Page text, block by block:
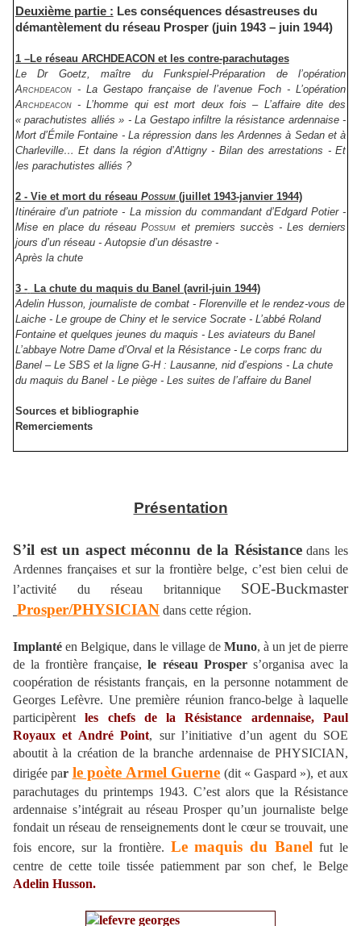
Deuxième partie : Les conséquences désastreuses du
démantèlement du réseau Prosper (juin 1943 – juin 1944)
1 –Le réseau ARCHDEACON et les contre-parachutages
Le Dr Goetz, maître du Funkspiel-Préparation de l’opération
Archdeacon -La Gestapo française de l’avenue Foch - L’opération
Archdeacon - L’homme qui est mort deux fois – L’affaire dite des
« parachutistes alliés » - La Gestapo infiltre la résistance ardennaise -
Mort d’Émile Fontaine - La répression dans les Ardennes à Sedan et à
Charleville…Et dans la région d’Attigny - Bilan des arrestations - Et
les parachutistes alliés ?
2 - Vie et mort du réseau Possum(juillet 1943-janvier 1944)
Itinéraire d’un patriote - La mission du commandant d’Edgard Potier -
Mise en place du réseauPossum et premiers succès - Les derniers
jours d’un réseau - Autopsie d’un désastre -
Après la chute
3 -
La chute du maquis du Banel (avril-juin 1944)
Adelin Husson, journaliste de combat - Florenville et le rendez-vous de
Laiche - Le groupe de Chiny et le service Socrate - L’abbé Roland
Fontaine et quelques jeunes du maquis - Les aviateurs du Banel
L’abbaye Notre Dame d’Orval et la Résistance - Le corps franc du
Banel – Le SBS et la ligne G-H : Lausanne, nid d’espions - La chute
du maquis du Banel - Le piège - Les suites de l’affaire du Banel
Sources et bibliographie
Remerciements
Présentation
S’il est un aspect méconnu de la Résistancedans les
Ardennes françaises et sur la frontière belge, c’est bien celui de
l’activité du réseau britannique SOE-Buckmaster
Prosper/PHYSICIAN dans cette région.
Implanté en Belgique, dans le village de Muno, à un jet de pierre
de la frontière française,le réseau Prospers’organisa avec la
coopération de résistants français, en la personne notamment de
Georges Lefèvre. Une première réunion franco-belge à laquelle
participèrentles chefs de la Résistance ardennaise,
Paul
Royaux et André Point, sur l’initiative d’un agent du SOE
aboutit à la création de la branche ardennaise de PHYSICIAN,
dirigée par le poète Armel Guerne (dit « Gaspard »), et aux
parachutages du printemps 1943. C’est alors que la Résistance
ardennaise s’intégrait au réseau Prosper qu’un journaliste belge
fondait un réseau de renseignements dont le cœur se trouvait, une
fois encore, sur la frontière. Le maquis du Banel fut le
centre de cette toile tissée patiemment par son chef, le Belge
Adelin Husson.